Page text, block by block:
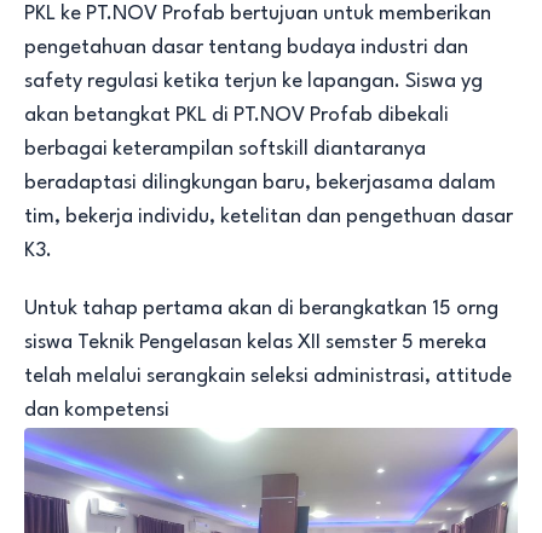
PKL ke PT.NOV Profab bertujuan untuk memberikan
pengetahuan dasar tentang budaya industri dan
safety regulasi ketika terjun ke lapangan. Siswa yg
akan betangkat PKL di PT.NOV Profab dibekali
berbagai keterampilan softskill diantaranya
beradaptasi dilingkungan baru, bekerjasama dalam
tim, bekerja individu, ketelitan dan pengethuan dasar
K3.
Untuk tahap pertama akan di berangkatkan 15 orng
siswa Teknik Pengelasan kelas XII semster 5 mereka
telah melalui serangkain seleksi administrasi, attitude
dan kompetensi